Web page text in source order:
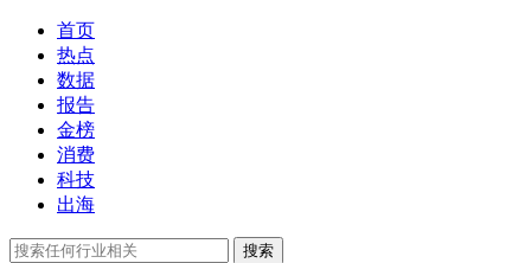
首页
热点
数据
报告
金榜
消费
科技
出海
搜索